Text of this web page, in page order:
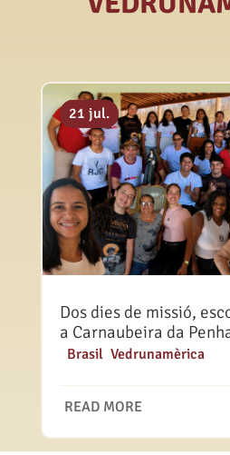
Dos dies de missió,
a Carnaubeira da
06 ag.
Brasil, Vedrunamèrica
READ MORE
29 jul.
21 jul.